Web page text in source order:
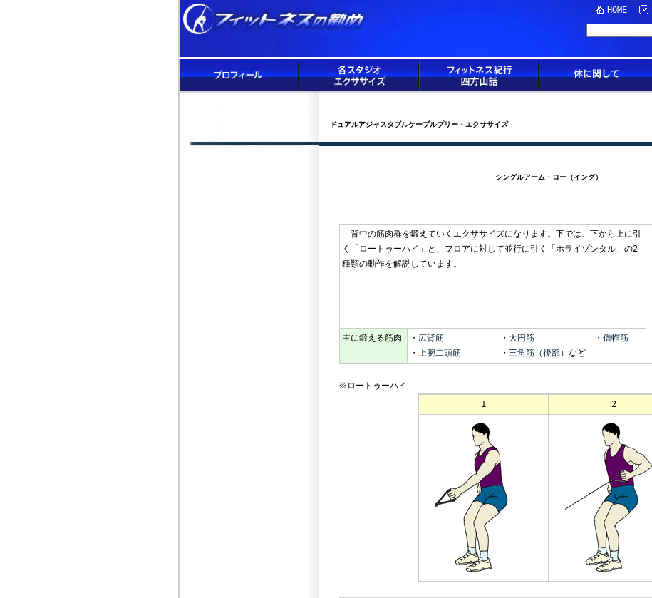
HOME
ドュアルアジャスタブルケーブルプリー・エクササイズ
シングルアーム・ロー（イング）
背中の筋肉群を鍛えていくエクササイズになります。下では、下から上に引
く「ロートゥーハイ」と、フロアに対して並行に引く「ホライゾンタル」の2
種類の動作を解説しています。
主に鍛える筋肉 ・ 広背筋・ 大円筋・ 僧帽筋
・ 上腕二頭筋・ 三角筋（後部） など
※ロートゥーハイ
1
2